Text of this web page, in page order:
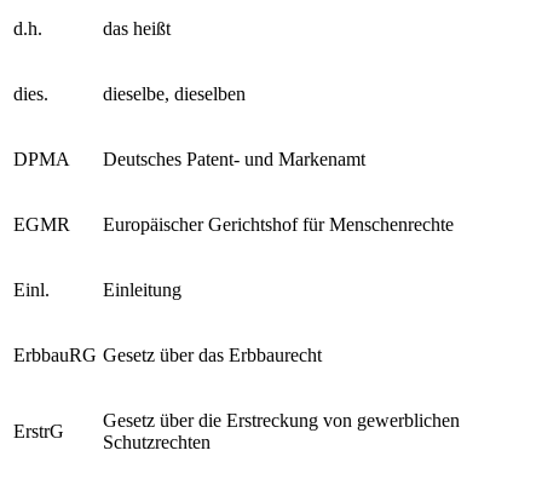
d.h. das heißt
dies. dieselbe, dieselben
DPMA Deutsches Patent- und Markenamt
EGMR Europäischer Gerichtshof für Menschenrechte
Einl. Einleitung
ErbbauRG Gesetz über das Erbbaurecht
ErstrG
Gesetz über die Erstreckung von gewerblichen
Schutzrechten